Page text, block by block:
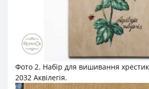
Фото 2. Набір для вишивання
2032 Аквілегія.